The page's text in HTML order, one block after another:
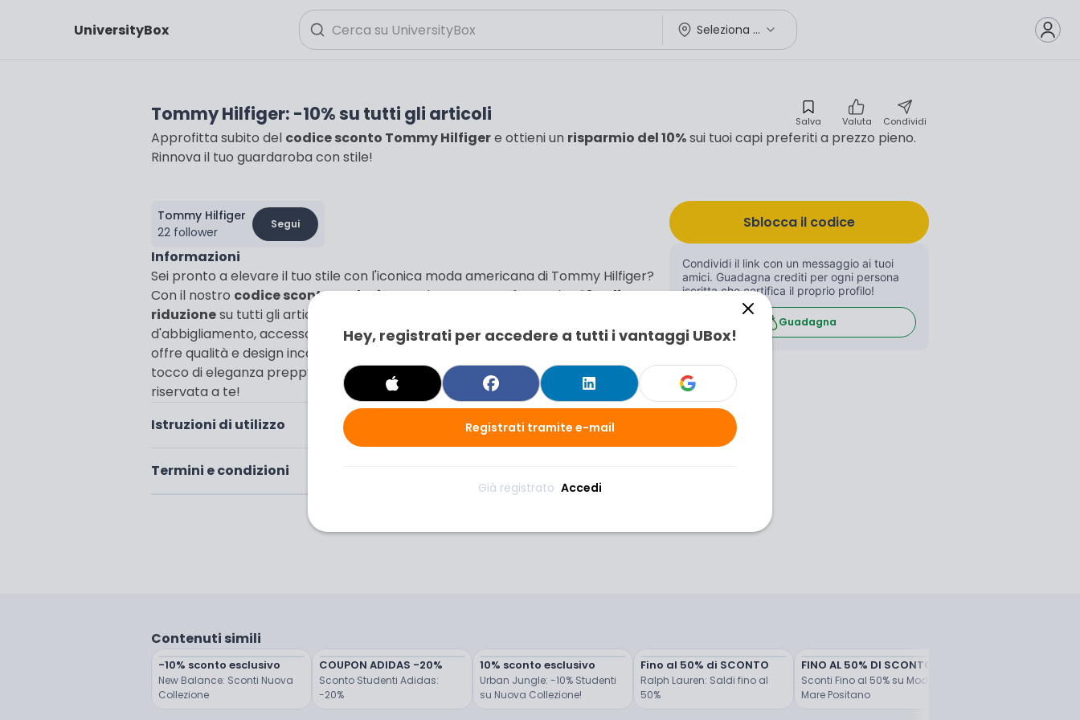
UniversityBox Seleziona città
Tommy Hilfiger: -10% su tutti gli articoli Salva Valuta Condividi
Approfitta subito del codice sconto Tommy Hilfigere ottieni un risparmio del 10%sui tuoi capi preferiti a prezzo pieno.
Rinnova il tuo guardaroba con stile!
Tommy Hilfiger
22 follower
Segui
Informazioni
Sei pronto a elevare il tuo stile con l'iconica moda americana di Tommy Hilfiger?
Con il nostro codice sconto esclusivo, puoi ottenere un fantastico10% di
riduzionesu tutti gli articoli a prezzo pieno. Che tu stia cercando un nuovo capo
d'abbigliamento, accessori alla moda o calzature di tendenza, Tommy Hilfiger
offre qualità e design inconfondibili. Non perdere l'occasione di aggiungere un
tocco di eleganza preppy al tuo look, approfittando di questa offerta imperdibile
riservata a te!
Istruzioni di utilizzo
Termini e condizioni
Sblocca il codice
Condividi il link con un messaggio ai tuoi
amici. Guadagna crediti per ogni persona
iscritta che certifica il proprio profilo!
Guadagna
Contenuti simili
-10% sconto esclusivo
New Balance: Sconti Nuova
Collezione
COUPON ADIDAS -20%
Sconto Studenti Adidas:
-20%
10% sconto esclusivo
Urban Jungle: -10% Studenti
su Nuova Collezione!
Fino al 50% di SCONTO
Ralph Lauren: Saldi fino al
50%
FINO AL 50% DI SCONTO
Sconti Fino al 50% su Moda
Mare Positano
Hey, registrati per accedere a tutti i vantaggi UBox!
Registrati tramite e-mail
Già registrato Accedi